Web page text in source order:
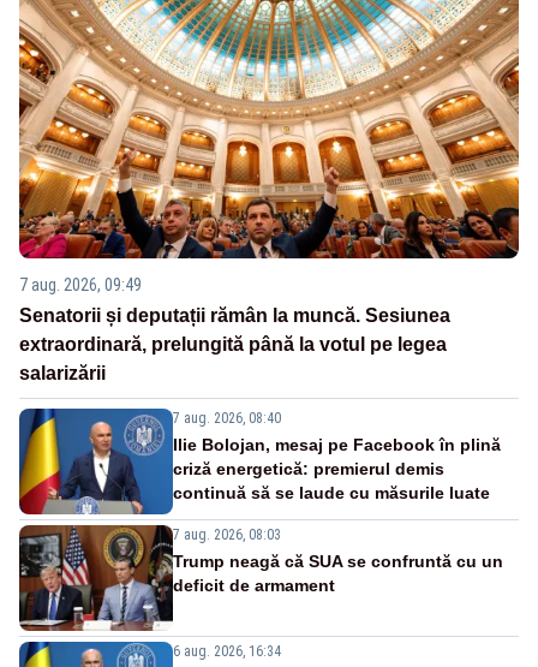
7 aug. 2026, 09:49
Senatorii și deputații rămân la muncă. Sesiunea
extraordinară, prelungită până la votul pe legea
salarizării
7 aug. 2026, 08:40
Ilie Bolojan, mesaj pe Facebook în plină
criză energetică: premierul demis
continuă să se laude cu măsurile luate
7 aug. 2026, 08:03
Trump neagă că SUA se confruntă cu un
deficit de armament
6 aug. 2026, 16:34